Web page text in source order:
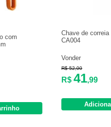
com
Chave de
CA004
Vonder
R$ 52,00
R$ 41,99